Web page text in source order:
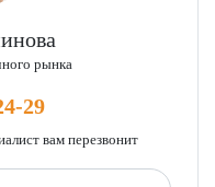
рынка
29
вам перезвонит